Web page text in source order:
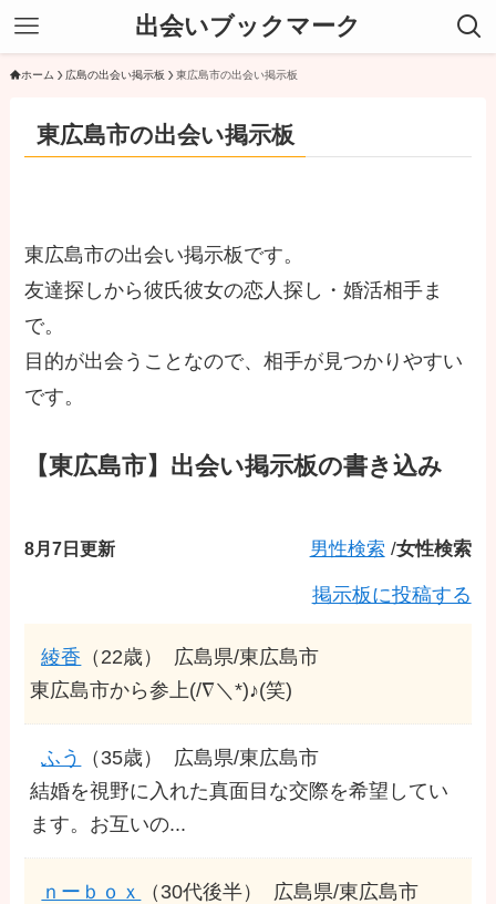
出会いブックマーク
ホーム 広島の出会い掲示板 東広島市の出会い掲示板
東広島市の出会い掲示板
東広島市の出会い掲示板です。
友達探しから彼氏彼女の恋人探し・婚活相手ま
で。
目的が出会うことなので、相手が見つかりやすい
です。
【東広島市】出会い掲示板の書き込み
8月7日更新 男性検索 /女性検索
掲示板に投稿する
綾香 （22歳）
広島県/東広島市
東広島市から参上(/∇＼*)♪(笑)
ふう （35歳）
広島県/東広島市
結婚を視野に入れた真面目な交際を希望してい
ます。お互いの...
ｎーｂｏｘ （30代後半）
広島県/東広島市